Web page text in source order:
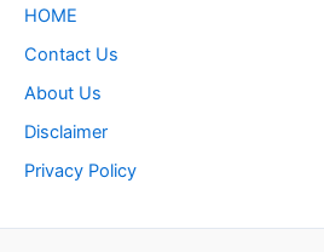
HOME
Contact Us
About Us
Disclaimer
Privacy Policy